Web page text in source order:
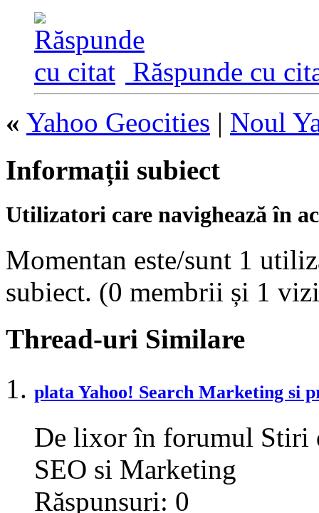
Răspunde cu
« Yahoo Geocities | Noul
Informații subiect
Utilizatori care navighează în
Momentan este/sunt 1
subiect. (0 membrii și 1
Thread-uri Similare
plata Yahoo! Search Marketing si
De lixor în forumul Stiri
SEO si Marketing
Răspunsuri: 0